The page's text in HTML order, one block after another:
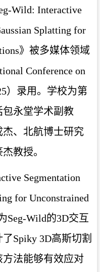
Wild: Interactive
Splatting for
》被多媒体领域
Conference on
）录用。学校为第
永堂学术副教
杰、北航博士研究
教授。
Segmentation
for Unconstrained
Seg-Wild的3D交互
Spiky 3D高斯切割
法能够有效应对